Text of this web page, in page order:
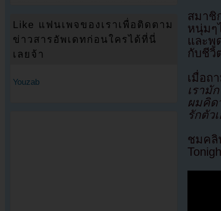
สมาชิ
หนุ่มๆ
และพู
กับชีวิ
เมื่อถ
เรามั
ผมคิด
รักตัว
ชมค
Like แฟนเพจของเราเพื่อติดตาม
ข่าวสารอัพเดทก่อนใครได้ที่นี่
เลยจ้า
Youzab